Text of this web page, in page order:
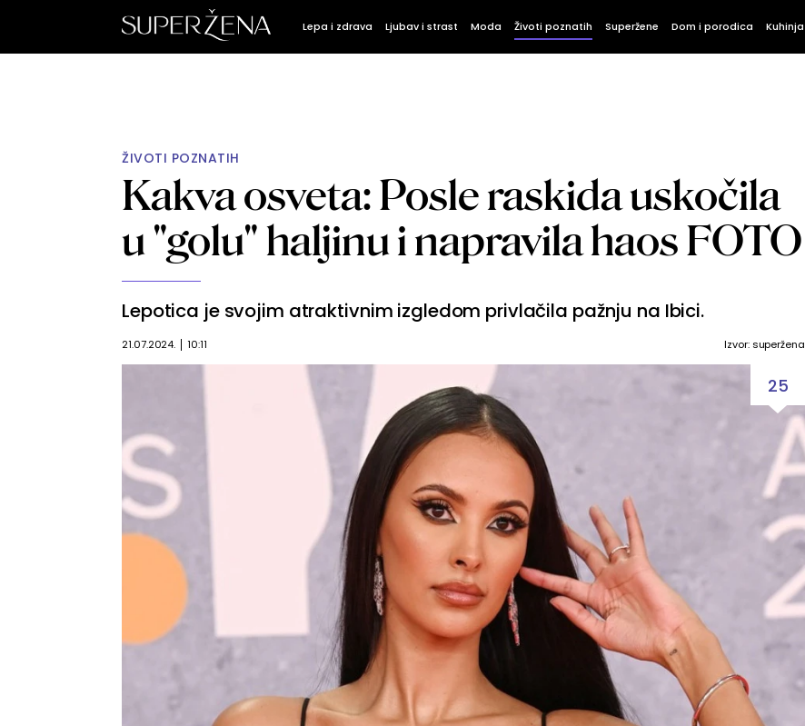
Lepa i zdrava Ljubav i strast Moda Životi poznatih Superžene Dom i porodica Kuhinja
ŽIVOTI POZNATIH
Kakva osveta: Posle raskida uskočila
u "golu" haljinu i napravila haos FOTO
Lepotica je svojim atraktivnim izgledom privlačila pažnju na Ibici.
21.07.2024. 10:11 Izvor: superžena
25